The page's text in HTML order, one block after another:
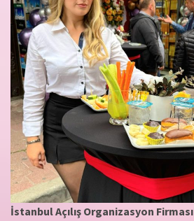
İstanbul Açılış Organizasyon Firması